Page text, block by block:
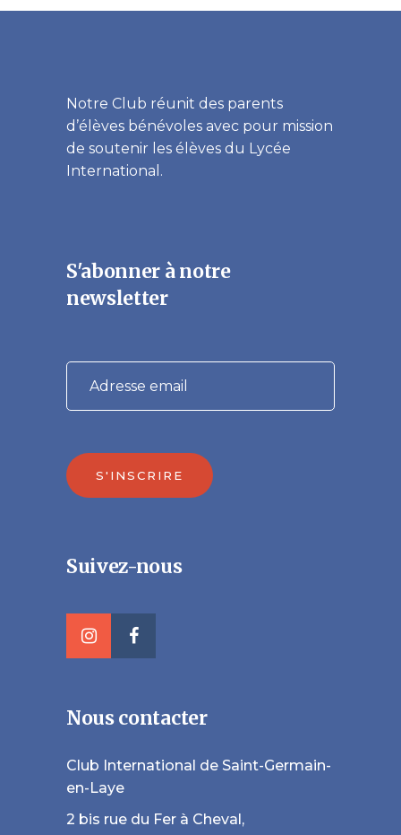
Notre Club réunit des parents
d’élèves bénévoles avec pour mission
de soutenir les élèves du Lycée
International.
S'abonner à notre
newsletter
S'INSCRIRE
Suivez-nous
Nous contacter
Club International de Saint-Germain-
en-Laye
2 bis rue du Fer à Cheval,